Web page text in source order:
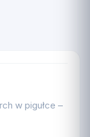
w pigułce –